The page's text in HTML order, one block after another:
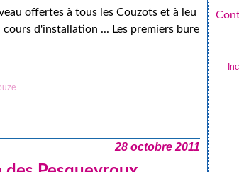
offertes à tous les Couzots et à leu
d'installation ... Les premiers bure
28 octobre 2011